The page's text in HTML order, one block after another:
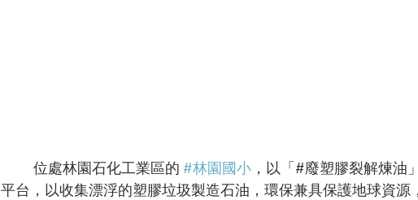
	位處林園石化工業區的
#林園國小 ，以「#廢塑膠裂解煉油
平台，以收集漂浮的塑膠垃圾製造石油，環保兼具保護地球資源